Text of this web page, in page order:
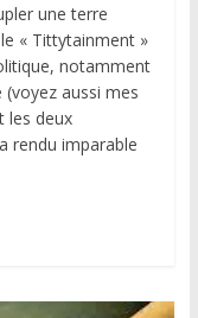
une terre
« Tittytainment »
notamment
(voyez aussi mes
les deux
rendu imparable